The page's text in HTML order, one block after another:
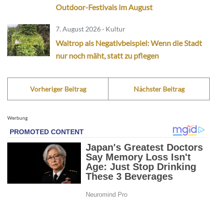
Outdoor-Festivals im August
7. August 2026 · Kultur
Waltrop als Negativbeispiel: Wenn die Stadt
nur noch mäht, statt zu pflegen
Vorheriger Beitrag Nächster Beitrag
Werbung